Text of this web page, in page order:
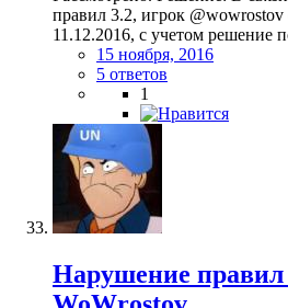
правил 3.2, игрок @wowrostov
11.12.2016, с учетом решение
15 ноября, 2016
5 ответов
1
Нарушение